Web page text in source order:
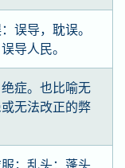
误导，耽误。
导人民。
症。也比喻无
无法改正的弊